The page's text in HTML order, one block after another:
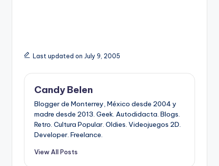
Last updated on July 9, 2005
Candy Belen
Blogger de Monterrey, México desde 2004 y
madre desde 2013. Geek. Autodidacta. Blogs.
Retro. Cultura Popular. Oldies. Videojuegos 2D.
Developer. Freelance.
View All Posts